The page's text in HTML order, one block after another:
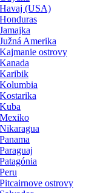
Havaj (USA)
Honduras
Jamajka
Južná Amerika
Kajmanie ostrovy
Kanada
Karibik
Kolumbia
Kostarika
Kuba
Mexiko
Nikaragua
Panama
Paraguaj
Patagónia
Peru
Pitcairnove ostrovy